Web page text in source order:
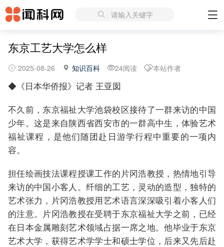
请输入关键字
东京工艺大学怎么样
2025-08-26 知识百科 24阅读 本站作者
◆《日本华侨报》记者 王亚囡
不久前，东京福祉大学池袋校区接待了一群来访的中国
少年。这是来自陕西省西安市的一群高中生，体验艺术
福祉课程，是他们随团赴日游学行程中重要的一项内
容。
担任绘画技法课程授课工作的片冈浩教授，热情地引导
来访的中国小客人。纤细的工艺，灵动的造型，独特的
艺术张力，片冈浩教授用艺术语言深深吸引着小客人们
的注意。片冈浩教授在受聘于东京福祉大学之前，已经
在日本金属雕刻艺术领域占据一席之地。他毕业于东京
艺术大学，获得艺术学学士和硕士学位，后来又先后赴